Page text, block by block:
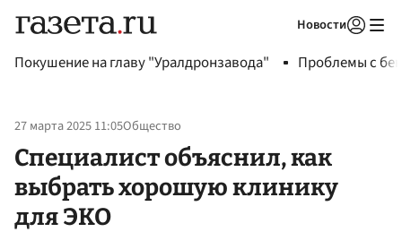
Новости
Покушение на главу "Уралдронзавода" Проблемы с
27 марта 2025 11:05Общество
Специалист объяснил, как
выбрать хорошую клинику
для ЭКО